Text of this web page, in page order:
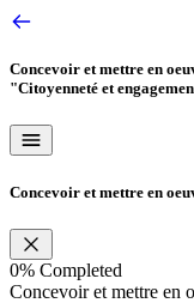
Concevoir et mettre en
"Citoyenneté et
Concevoir et mettre en
0% Completed
Concevoir et mettre en